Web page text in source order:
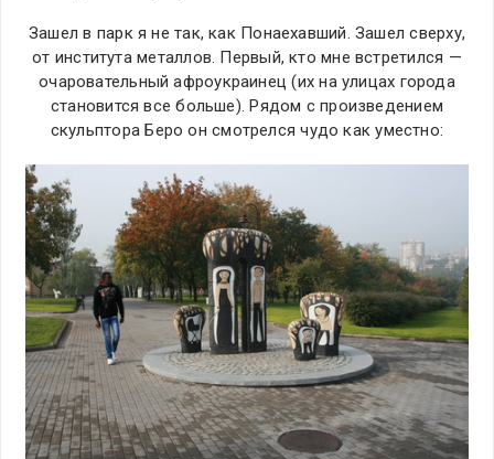
Зашел в парк я не так, как Понаехавший. Зашел сверху,
от института металлов. Первый, кто мне встретился —
очаровательный афроукраинец (их на улицах города
становится все больше). Рядом с произведением
скульптора Беро он смотрелся чудо как уместно: